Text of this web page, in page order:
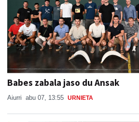
Babes zabala jaso du Ansak
Aiurri abu 07, 13:55 URNIETA